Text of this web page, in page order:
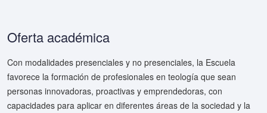
Oferta académica
Con modalidades presenciales y no presenciales, la Escuela
favorece la formación de profesionales en teología que sean
personas innovadoras, proactivas y emprendedoras, con
capacidades para aplicar en diferentes áreas de la sociedad y la